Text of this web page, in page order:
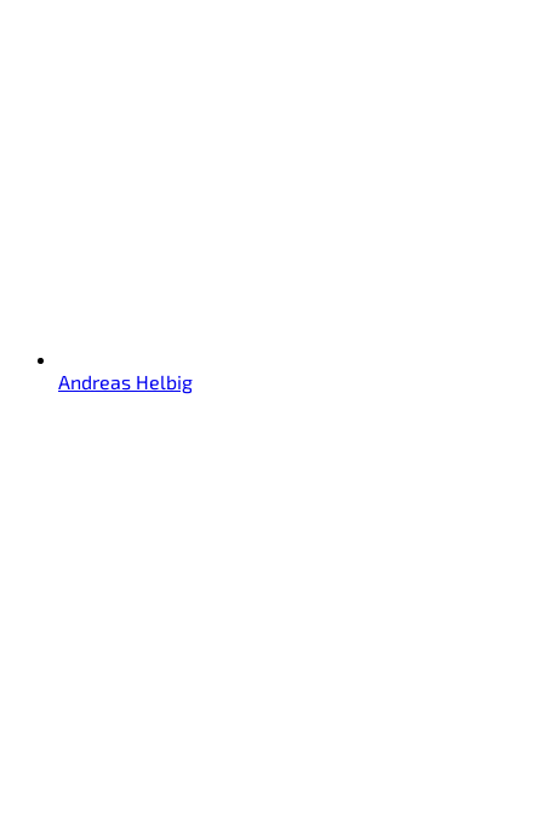
Andreas Helbig